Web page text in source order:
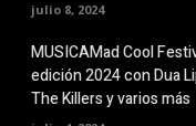
julio 8, 2024
MUSICAMad Cool
edición 2024 con Dua
The Killers y varios más